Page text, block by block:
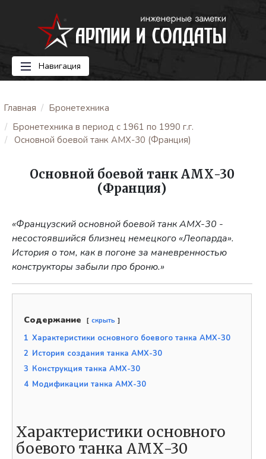
Навигация
Главная
Бронетехника
Бронетехника в период с 1961 по 1990 г.г.
Основной боевой танк АМХ-30 (Франция)
Основной боевой танк АМХ-30
(Франция)
«Французский основной боевой танк АМХ-30 -
несостоявшийся близнец немецкого «Леопарда».
История о том, как в погоне за маневренностью
конструкторы забыли про броню.»
Содержание скрыть
1 Характеристики основного боевого танка АМХ-30
2 История создания танка АМХ-30
3 Конструкция танка АМХ-30
4 Модификации танка АМХ-30
Характеристики основного
боевого танка АМХ-30